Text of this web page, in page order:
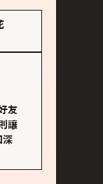
友
讓
深